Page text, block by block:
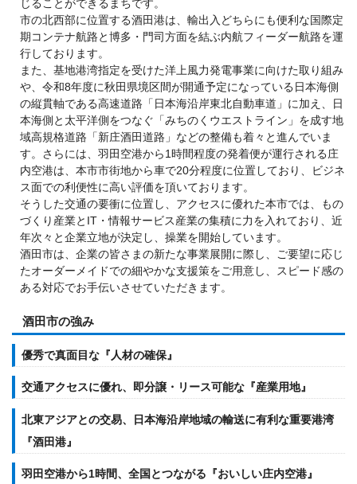
じることができるまちです。
市の北西部に位置する酒田港は、輸出入どちらにも便利な国際定
期コンテナ航路と博多・門司方面を結ぶ内航フィーダー航路を運
行しております。
また、基地港湾指定を受けた洋上風力発電事業に向けた取り組み
や、令和8年度に秋田県境区間が開通予定になっている日本海側
の縦貫軸である高速道路「日本海沿岸東北自動車道」に加え、日
本海側と太平洋側をつなぐ「みちのくウエストライン」を成す地
域高規格道路「新庄酒田道路」などの整備も着々と進んでいま
す。さらには、羽田空港から1時間程度の発着便が運行される庄
内空港は、本市市街地から車で20分程度に位置しており、ビジネ
ス面での利便性に高い評価を頂いております。
そうした交通の要衝に位置し、アクセスに優れた本市では、もの
づくり産業とIT・情報サービス産業の集積に力を入れており、近
年次々と企業立地が決定し、操業を開始しています。
酒田市は、企業の皆さまの新たな事業展開に際し、ご要望に応じ
たオーダーメイドでの細やかな支援策をご用意し、スピード感の
ある対応でお手伝いさせていただきます。
酒田市の強み
優秀で真面目な『人材の確保』
交通アクセスに優れ、即分譲・リース可能な『産業用地』
北東アジアとの交易、日本海沿岸地域の輸送に有利な重要港湾
『酒田港』
羽田空港から1時間、全国とつながる『おいしい庄内空港』